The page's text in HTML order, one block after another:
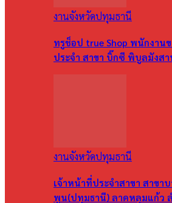
งานจังหวัดปทุมธานี
ทรูช็อป true Shop พนักงาน
ประจำ สาขา บิ๊กซี พิบูลมังสา
งานจังหวัดปทุมธานี
เจ้าหน้าที่ประจำสาขา สาขา
พูน(ปทุมธานี) ลาดหลุมแก้ว